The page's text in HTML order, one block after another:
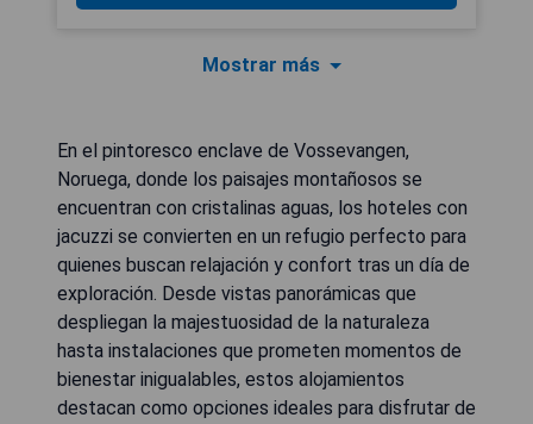
Mostrar más
En el pintoresco enclave de Vossevangen,
Noruega, donde los paisajes montañosos se
encuentran con cristalinas aguas, los hoteles con
jacuzzi se convierten en un refugio perfecto para
quienes buscan relajación y confort tras un día de
exploración. Desde vistas panorámicas que
despliegan la majestuosidad de la naturaleza
hasta instalaciones que prometen momentos de
bienestar inigualables, estos alojamientos
destacan como opciones ideales para disfrutar de